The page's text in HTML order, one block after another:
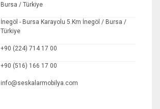
Bursa / Türkiye
İnegöl - Bursa Karayolu 5.Km İnegöl / Bursa /
Türkiye
+90 (224) 714 17 00
+90 (516) 166 17 00
info@seskalarmobilya.com